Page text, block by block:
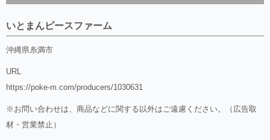
いとまんピースファーム
沖縄県糸満市
URL
https://poke-m.com/producers/1030631
※お問い合わせは、商品などに関する以外はご遠慮ください。（広告取
材・営業禁止）